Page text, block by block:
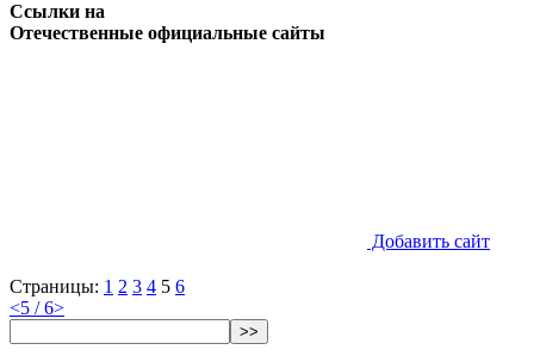
Ссылки на
Отечественные официальные сайты
Добавить сайт
Страницы: 1 2 3 4 5 6
<5 / 6>
>>